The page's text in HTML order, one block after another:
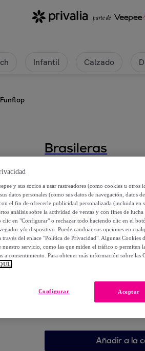
Infantil Calzado
Brasileras
13,99 €
19,99 €
-30 %
Elige tu modelo
Añadir a la
y sus socios a usar rastreadores (como cookies u
datos personales (como sus datos de navegación, datos
el fin de ofrecerle publicidad personalizada (incluida en
análisis sobre la actividad de ventas y con fines de
clic en "Configurar" o rechazar todo haciendo clic en el
y/o dispositivo. Puede cambiar sus opciones en
del enlace "Política de Privacidad". Algunas Cookies
servicio, como las que miden el tráfico o permiten
a consentimiento. Para obtener más información sobre las
Aceptar
Configurar